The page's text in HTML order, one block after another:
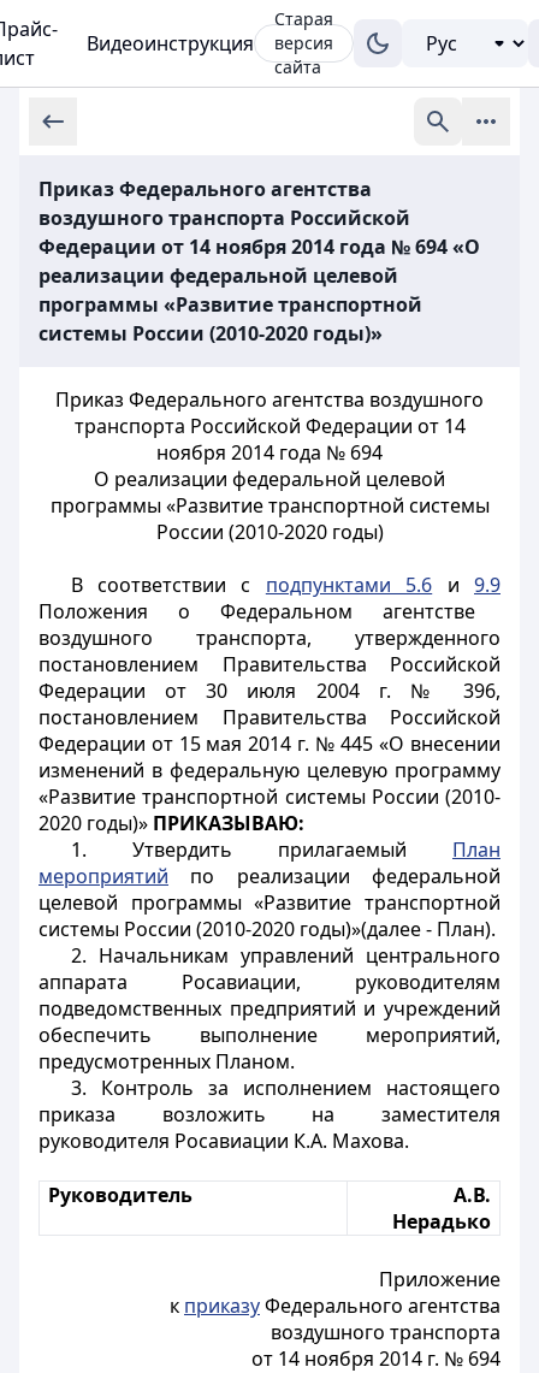
Видеоинструкция
Старая
версия
сайта
Приказ Федерального агентства
воздушного транспорта Российской
Федерации от 14 ноября 2014 года № 694 «О
реализации федеральной целевой
программы «Развитие транспортной
системы России (2010-2020 годы)»
Приказ Федерального агентства воздушного
транспорта Российской Федерации от 14
ноября 2014 года № 694
О реализации федеральной целевой
программы «Развитие транспортной системы
России (2010-2020 годы)
В соответствии с подпунктами 5.6 и 9.9
Положения о Федеральном агентстве
воздушного транспорта, утвержденного
постановлением Правительства Российской
Федерации от 30 июля 2004 г. № 396,
постановлением Правительства Российской
Федерации от 15 мая 2014 г. № 445 «О внесении
изменений в федеральную целевую программу
«Развитие транспортной системы России (2010-
2020 годы)» ПРИКАЗЫВАЮ:
1. Утвердить прилагаемый План
мероприятий по реализации федеральной
целевой программы«Развитие транспортной
системы России (2010-2020 годы)»(далее - План).
2. Начальникам управлений центрального
аппарата Росавиации, руководителям
подведомственных предприятий и учреждений
обеспечить выполнение мероприятий,
предусмотренных Планом.
3. Контроль за исполнением настоящего
приказа возложить на заместителя
руководителя Росавиации К.А. Махова.
Руководитель
А.В.
Нерадько
Приложение
к приказуФедерального агентства
воздушного транспорта
от 14 ноября 2014 г. № 694